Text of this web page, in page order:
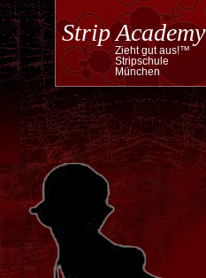
Strip Academy
Zieht gut aus!™
Stripschule
München
Powered by Translate